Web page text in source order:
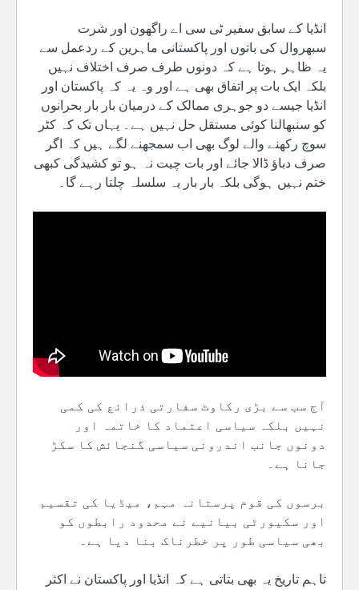
انڈیا کے سابق سفیر ٹی سی اے راگھون اور شرت
سبھروال کی باتوں اور پاکستانی ماہرین کے ردعمل سے
یہ ظاہر ہوتا ہے کہ دونوں طرف صرف اختلاف نہیں
بلکہ ایک بات پر اتفاق بھی ہے اور وہ یہ کہ پاکستان اور
انڈیا جیسے دو جوہری ممالک کے درمیان بار بار بحرانوں
کو سنبھالنا کوئی مستقل حل نہیں ہے۔ یہاں تک کہ کٹر
سوچ رکھنے والے لوگ بھی اب سمجھنے لگے ہیں کہ اگر
صرف دباؤ ڈالا جائے اور بات چیت نہ ہو تو کشیدگی کبھی
ختم نہیں ہوگی بلکہ بار بار یہ سلسلہ چلتا رہے گا۔
آج سب سے بڑی رکاوٹ سفارتی ذرائع کی کمی
نہیں بلکہ سیاسی اعتماد کا خاتمہ اور
دونوں جانب اندرونی سیاسی گنجائش کا سکڑ
جانا ہے۔
برسوں کی قوم پرستانہ مہم، میڈیا کی تقسیم
اور سکیورٹی بیانیے نے محدود رابطوں کو
بھی سیاسی طور پر خطرناک بنا دیا ہے۔
تاہم تاریخ یہ بھی بتاتی ہے کہ انڈیا اور پاکستان نے اکثر